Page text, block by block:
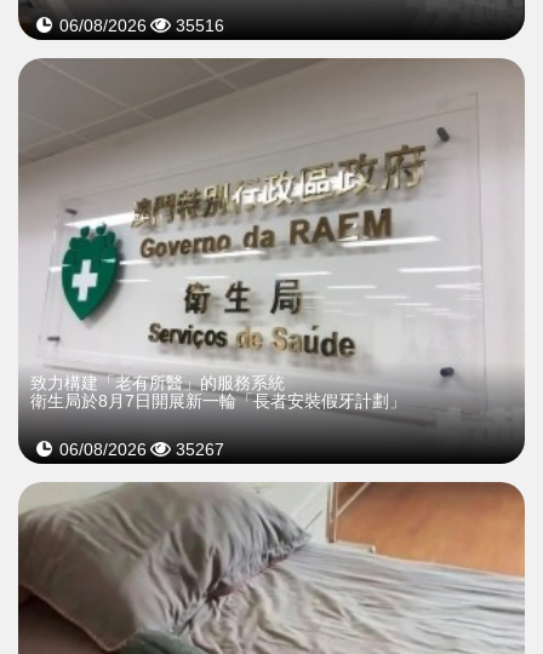
06/08/2026 35516
致力構建「老有所醫」的服務系統
衛生局於8月7日開展新一輪「長者安裝假牙計劃」
06/08/2026 35267